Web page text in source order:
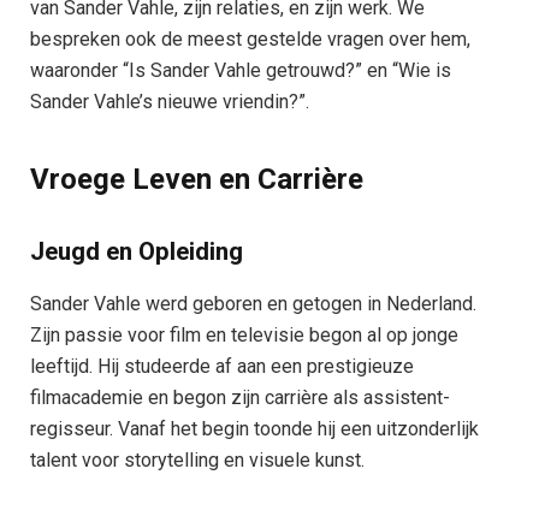
van Sander Vahle, zijn relaties, en zijn werk. We
bespreken ook de meest gestelde vragen over hem,
waaronder “Is Sander Vahle getrouwd?” en “Wie is
Sander Vahle’s nieuwe vriendin?”.
Vroege Leven en Carrière
Jeugd en Opleiding
Sander Vahle werd geboren en getogen in Nederland.
Zijn passie voor film en televisie begon al op jonge
leeftijd. Hij studeerde af aan een prestigieuze
filmacademie en begon zijn carrière als assistent-
regisseur. Vanaf het begin toonde hij een uitzonderlijk
talent voor storytelling en visuele kunst.